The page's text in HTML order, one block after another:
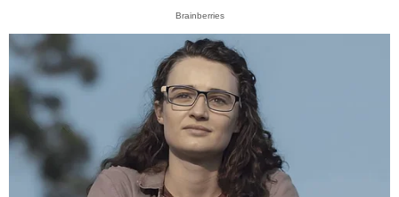
Brainberries